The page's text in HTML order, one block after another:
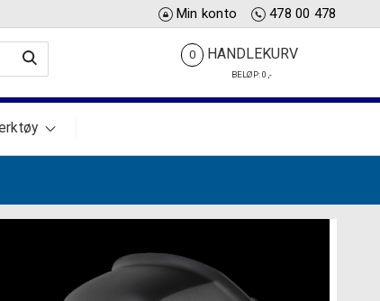
Min konto 478 00 478
0 HANDLEKURV
BELØP:0 ,-